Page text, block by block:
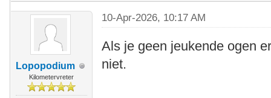
Lopopodium
Kilometervreter
10-Apr-2026, 10:17 AM
Als je geen jeukende ogen
niet.